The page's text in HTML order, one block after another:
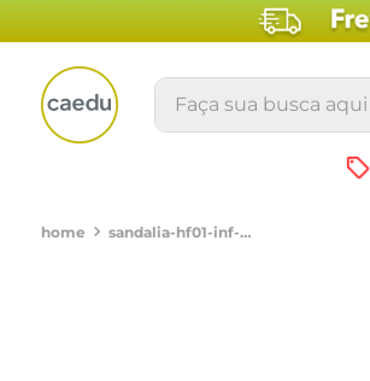
Faça sua busca aqui
sandalia-hf01-inf-hiperflex-pretopretoe3110095